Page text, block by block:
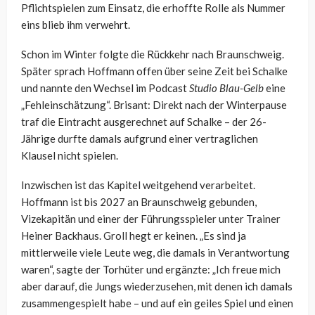
Pflichtspielen zum Einsatz, die erhoffte Rolle als Nummer
eins blieb ihm verwehrt.
Schon im Winter folgte die Rückkehr nach Braunschweig.
Später sprach Hoffmann offen über seine Zeit bei Schalke
und nannte den Wechsel im Podcast Studio Blau-Gelbeine
„Fehleinschätzung“. Brisant: Direkt nach der Winterpause
traf die Eintracht ausgerechnet auf Schalke – der 26-
Jährige durfte damals aufgrund einer vertraglichen
Klausel nicht spielen.
Inzwischen ist das Kapitel weitgehend verarbeitet.
Hoffmann ist bis 2027 an Braunschweig gebunden,
Vizekapitän und einer der Führungsspieler unter Trainer
Heiner Backhaus. Groll hegt er keinen. „Es sind ja
mittlerweile viele Leute weg, die damals in Verantwortung
waren“, sagte der Torhüter und ergänzte: „Ich freue mich
aber darauf, die Jungs wiederzusehen, mit denen ich damals
zusammengespielt habe – und auf ein geiles Spiel und einen